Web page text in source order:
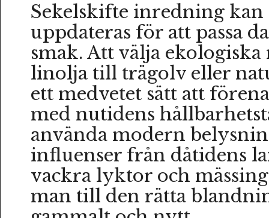
Sekelskifte inredning kan
uppdateras för att passa
smak. Att välja
linolja till trägolv eller
ett medvetet sätt att
med nutidens
använda modern
influenser från dåtidens
vackra lyktor och
man till den rätta